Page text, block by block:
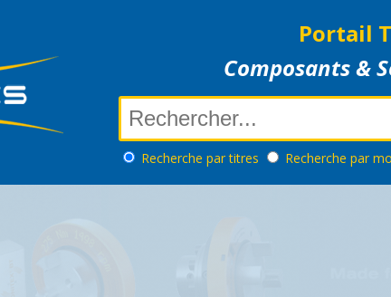
Portail
Composants &
Recherche par titres Recherche par